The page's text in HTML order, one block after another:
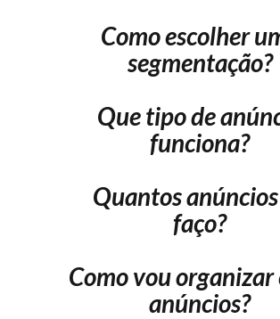
Como escolher
segmentação?
Que tipo de
funciona?
Quantos
faço?
Como vou organizar
anúncios?